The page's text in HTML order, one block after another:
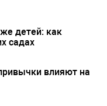
детей: как
садах
влияют на